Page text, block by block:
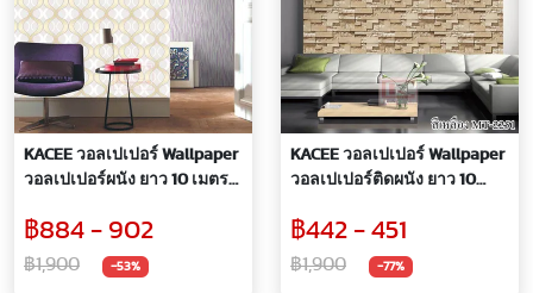
KACEE วอลเปเปอร์ Wallpaper
วอลเปเปอร์ผนัง ยาว 10 เมตร
สุดทันสมัย
฿884 - 902
฿1,900 -53%
KACEE วอลเปเปอร์ Wallpaper
วอลเปเปอร์ติดผนัง ยาว 10
สลับขรุขระสวยคลาสสิค
฿442 - 451
฿1,900 -77%